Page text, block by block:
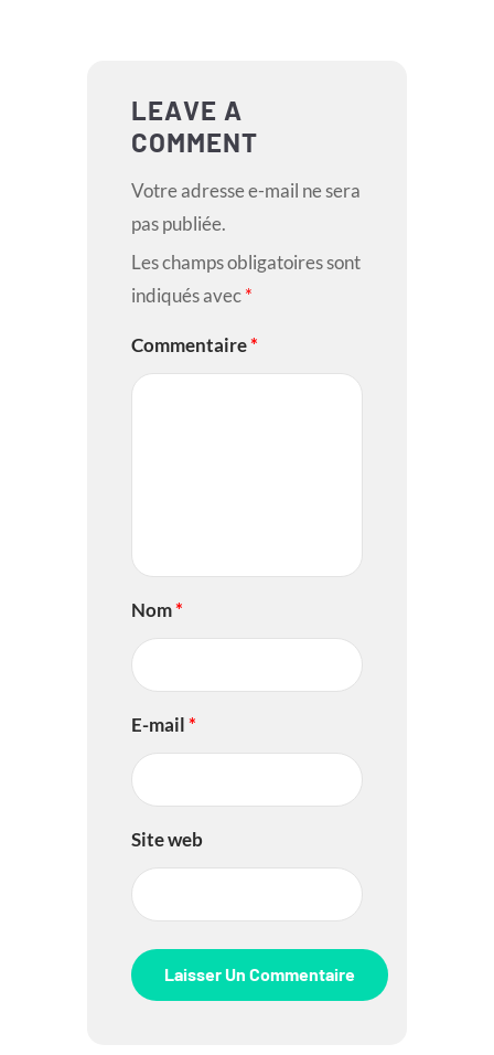
LEAVE A
COMMENT
Votre adresse e-mail ne sera
pas publiée.
Les champs obligatoires sont
indiqués avec*
Commentaire*
Nom*
E-mail*
Site web